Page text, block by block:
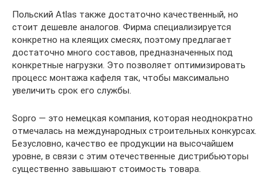
Польский Atlas также достаточно качественный, но
стоит дешевле аналогов. Фирма специализируется
конкретно на клеящих смесях, поэтому предлагает
достаточно много составов, предназначенных под
конкретные нагрузки. Это позволяет оптимизировать
процесс монтажа кафеля так, чтобы максимально
увеличить срок его службы.
Sopro — это немецкая компания, которая неоднократно
отмечалась на международных строительных конкурсах.
Безусловно, качество ее продукции на высочайшем
уровне, в связи с этим отечественные дистрибьюторы
существенно завышают стоимость товара.